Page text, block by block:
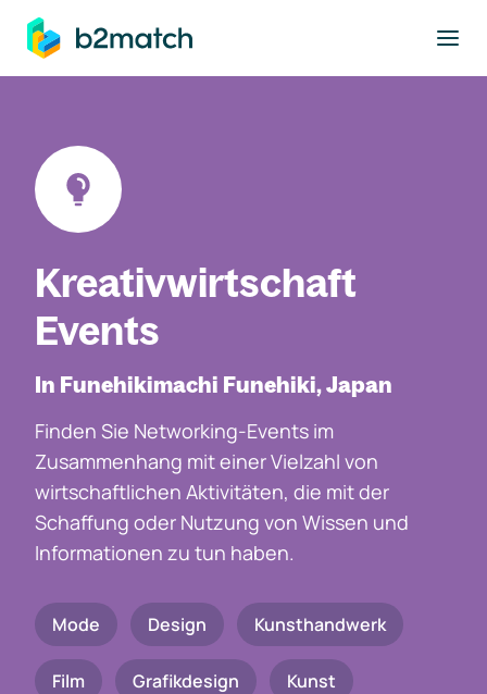
springen
Kreativwirtschaft
Events
In Funehikimachi Funehiki, Japan
Finden Sie Networking-Events im
Zusammenhang mit einer Vielzahl von
wirtschaftlichen Aktivitäten, die mit der
Schaffung oder Nutzung von Wissen und
Informationen zu tun haben.
Mode Design Kunsthandwerk
Film Grafikdesign Kunst